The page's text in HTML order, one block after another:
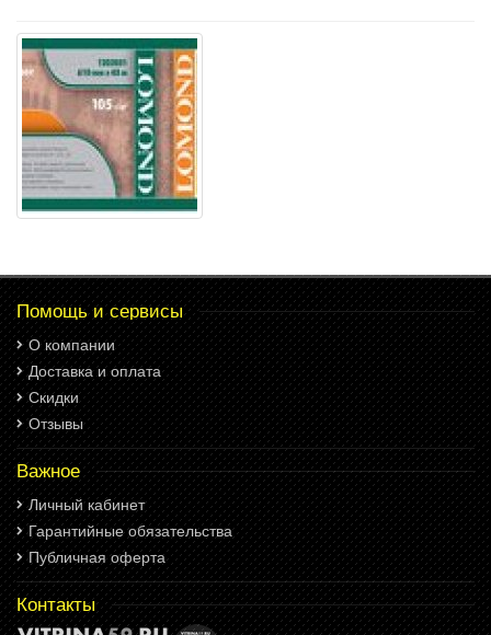
Помощь и сервисы
О компании
Доставка и оплата
Скидки
Отзывы
Важное
Личный кабинет
Гарантийные обязательства
Публичная оферта
Контакты